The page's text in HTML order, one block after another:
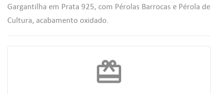
redeem
Gargantilha em Prata 925, com Pérolas Barrocas e Pérola de
Cultura, acabamento oxidado.